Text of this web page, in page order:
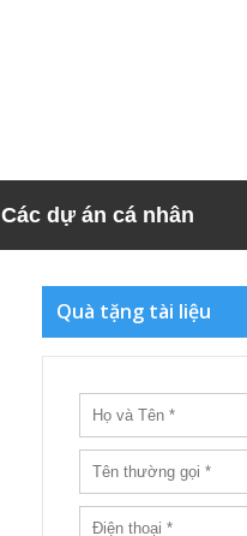
Các dự án cá nhân
Quà tặng tài liệu